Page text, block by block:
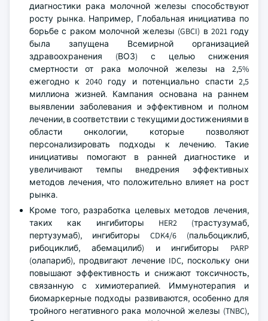
диагностики рака молочной железы способствуют
росту рынка. Например, Глобальная инициатива по
борьбе с раком молочной железы (GBCI) в 2021 году
была запущена Всемирной организацией
здравоохранения (ВОЗ) с целью снижения
смертности от рака молочной железы на 2,5%
ежегодно к 2040 году и потенциально спасти 2,5
миллиона жизней. Кампания основана на раннем
выявлении заболевания и эффективном и полном
лечении, в соответствии с текущими достижениями в
области онкологии, которые позволяют
персонализировать подходы к лечению. Такие
инициативы помогают в ранней диагностике и
увеличивают темпы внедрения эффективных
методов лечения, что положительно влияет на рост
рынка.
Кроме того, разработка целевых методов лечения,
таких как ингибиторы HER2 (трастузумаб,
пертузумаб), ингибиторы CDK4/6 (пальбоциклиб,
рибоциклиб, абемацилиб) и ингибиторы PARP
(олапариб), продвигают лечение IDC, поскольку они
повышают эффективность и снижают токсичность,
связанную с химиотерапией. Иммунотерапия и
биомаркерные подходы развиваются, особенно для
тройного негативного рака молочной железы (TNBC),